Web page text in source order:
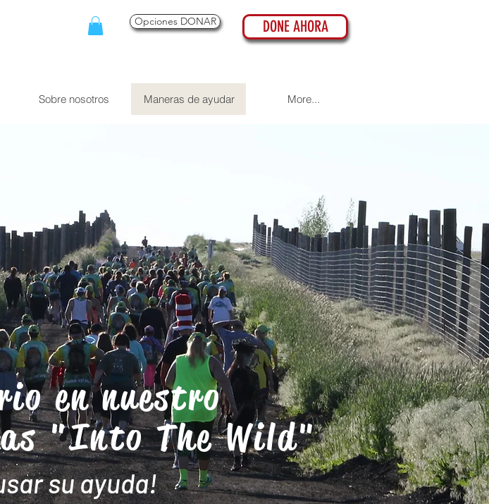
Opciones DONAR DONE AHORA
Sobre nosotros Maneras de ayudar More...
en nuestro
"Into The Wild"
su ayuda!